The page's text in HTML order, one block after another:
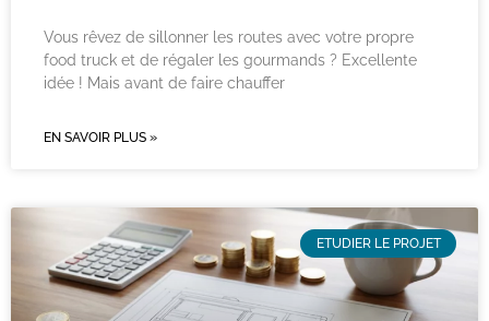
Vous rêvez de sillonner les routes avec votre propre
food truck et de régaler les gourmands ? Excellente
idée ! Mais avant de faire chauffer
EN SAVOIR PLUS »
ETUDIER LE PROJET